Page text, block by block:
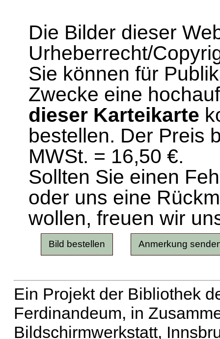
Die Bilder dieser
Urheberrecht/
Sie können für
Zwecke eine
dieser Karteikarte
bestellen. Der Preis
MWSt. = 16,50 €.
Sollten Sie einen
oder uns eine
wollen, freuen wir
Ein Projekt der Bibliothek
Ferdinandeum, in
Bildschirmwerkstatt,